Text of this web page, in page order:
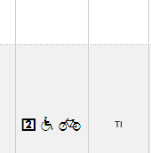
TI